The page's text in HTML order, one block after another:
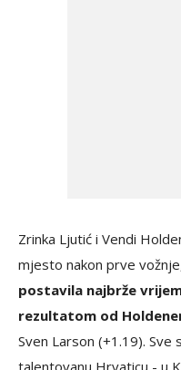
Zrinka Ljutić i Vendi
mjesto nakon prve
postavila najbrže
rezultatom od
Sven Larson (+1.19). Sve
talentovanu Hrvaticu - u